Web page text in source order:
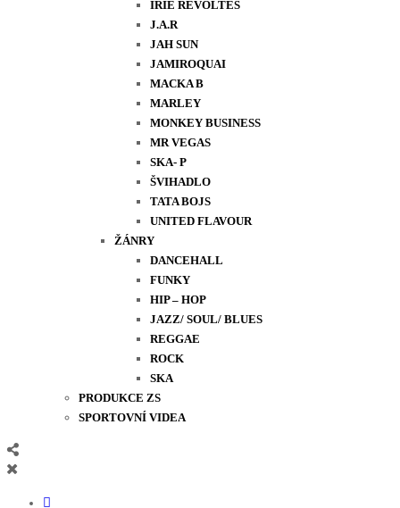
IRIE REVOLTES
J.A.R
JAH SUN
JAMIROQUAI
MACKA B
MARLEY
MONKEY BUSINESS
MR VEGAS
SKA- P
ŠVIHADLO
TATA BOJS
UNITED FLAVOUR
ŽÁNRY
DANCEHALL
FUNKY
HIP – HOP
JAZZ/ SOUL/ BLUES
REGGAE
ROCK
SKA
PRODUKCE ZS
SPORTOVNÍ VIDEA